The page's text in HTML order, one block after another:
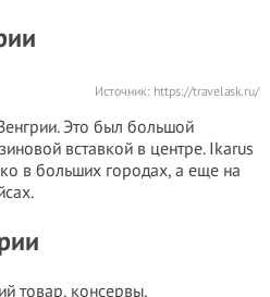
Источник: https://travelask.ru/
Это был большой
вставкой в центре. Ikarus
в больших городах, а еще на
товар, консервы,